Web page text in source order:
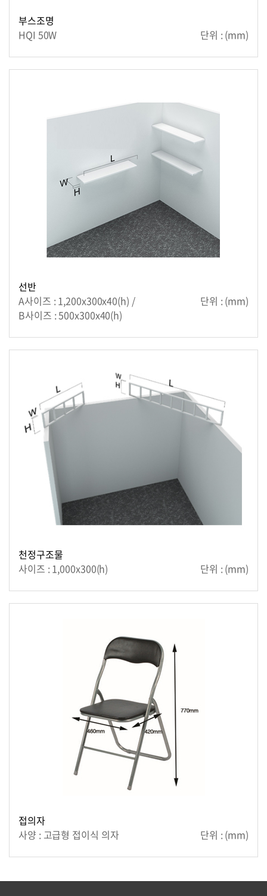
부스조명
HQI 50W
단위 : (mm)
선반
A사이즈 : 1,200x300x40(h) /
B사이즈 : 500x300x40(h)
단위 : (mm)
천정구조물
사이즈 : 1,000x300(h)
단위 : (mm)
접의자
사양 : 고급형 접이식 의자
단위 : (mm)